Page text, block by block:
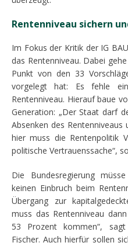
Rentenniveau sichern
Im Fokus der Kritik der IG
das Rentenniveau. Dabei
Punkt von den 33
vorgelegt hat: Es fehle
Rentenniveau. Hierauf baue
Generation: „Der Staat darf
Absenken des
hier muss die Rentenpolitik
politische Vertrauenssache“,
Die Bundesregierung
keinen Einbruch beim
Übergang zur
muss das Rentenniveau
53 Prozent kommen“, sagt
Fischer. Auch hierfür sollen